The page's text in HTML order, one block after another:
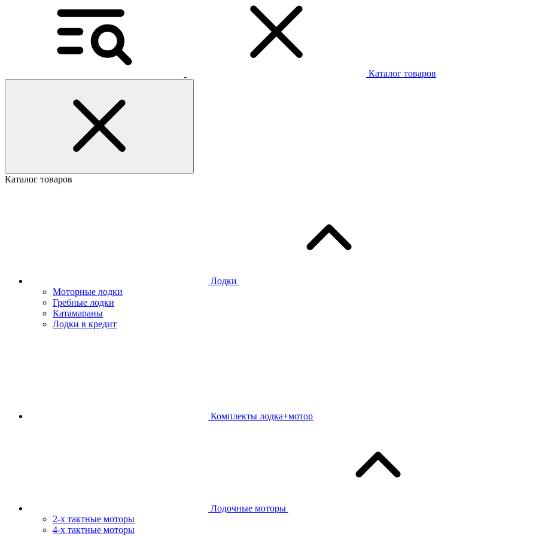
Каталог товаров
Каталог товаров
Лодки
Моторные лодки
Гребные лодки
Катамараны
Лодки в кредит
Комплекты лодка+мотор
Лодочные моторы
2-х тактные моторы
4-х тактные моторы